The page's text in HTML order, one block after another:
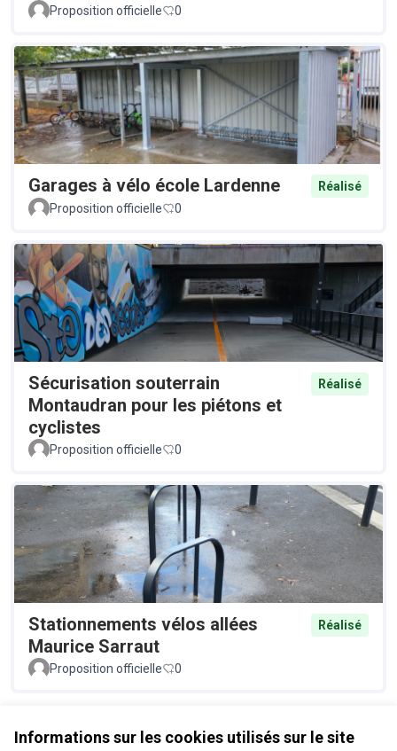
Informations sur les cookies utilisés sur le site
Proposition officielle 0
Garages à vélo école Lardenne
Réalisé
Proposition officielle
0
Sécurisation souterrain
Montaudran pour les piétons et
cyclistes
Réalisé
Proposition officielle 0
Stationnements vélos allées
Maurice Sarraut
Réalisé
Proposition officielle 0